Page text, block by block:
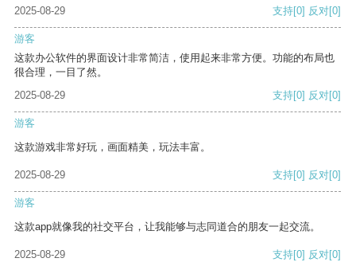
2025-08-29 支持[0] 反对[0]
游客
这款办公软件的界面设计非常简洁，使用起来非常方便。功能的布局也
很合理，一目了然。
2025-08-29
支持[0] 反对[0]
游客
这款游戏非常好玩，画面精美，玩法丰富。
2025-08-29 支持[0] 反对[0]
游客
这款app就像我的社交平台，让我能够与志同道合的朋友一起交流。
2025-08-29 支持[0] 反对[0]